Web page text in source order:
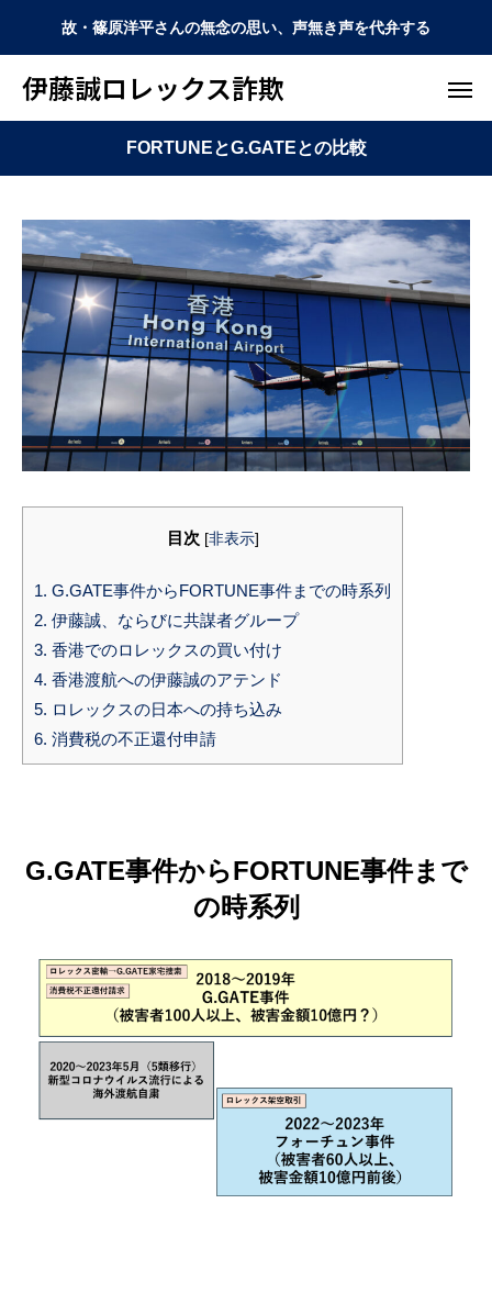
故・篠原洋平さんの無念の思い、声無き声を代弁する
伊藤誠ロレックス詐欺
FORTUNEとG.GATEとの比較
目次 [非表示]
1. G.GATE事件からFORTUNE事件までの時系列
2. 伊藤誠、ならびに共謀者グループ
3. 香港でのロレックスの買い付け
4. 香港渡航への伊藤誠のアテンド
5. ロレックスの日本への持ち込み
6. 消費税の不正還付申請
G.GATE事件からFORTUNE事件まで
の時系列